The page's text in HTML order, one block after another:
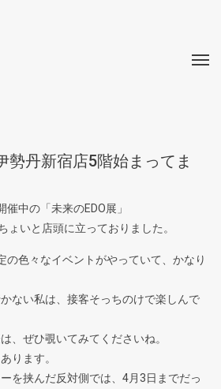
勢丹新宿店5階始まってま
中の「未来のEDO展」
ょいと店頭に立っておりました。
の色々なイベントがやっていて、かなり
ない私は、接客そっちのけで楽しんで
、ぜひ覗いてみてくださいね。
ります。
を挟んだ反対側では、4月3日までだっ